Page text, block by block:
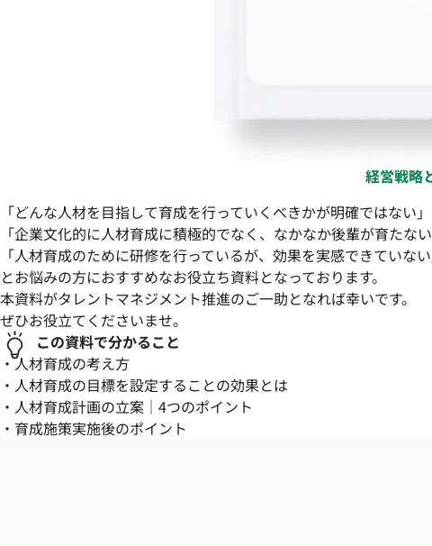
経営戦略
「どんな人材を目指して育成を行っていくべきかが明確ではない」
「企業文化的に人材育成に積極的でなく、なかなか後輩が育たない
「人材育成のために研修を行っているが、効果を実感できていない
とお悩みの方におすすめなお役立ち資料となっております。
本資料がタレントマネジメント推進のご一助となれば幸いです。
ぜひお役立てくださいませ。
この資料で分かること
・人材育成の考え方
・人材育成の目標を設定することの効果とは
・人材育成計画の立案｜4つのポイント
・育成施策実施後のポイント